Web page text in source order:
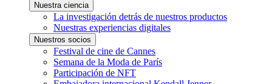
Nuestra ciencia
La investigación detrás de nuestros productos
Nuestras experiencias digitales
Nuestros socios
Festival de cine de Cannes
Semana de la Moda de París
Participación de NFT